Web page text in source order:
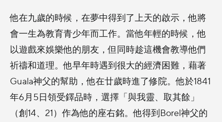
他在九歲的時候，在夢中得到了上天的啟示，他將
會一生為教育青少年而工作。當他年輕的時候，他
以遊戲來娛樂他的朋友，但同時趁這機會教導他們
祈禱和道理。他早年時遇到很大的經濟困難，藉著
Guala神父的幫助，他在廿歲時進了修院。他於1841
年6月5日領受鐸品時，選擇「與我靈、取其餘」
（創14、21）作為他的座右銘。他得到Borel神父的